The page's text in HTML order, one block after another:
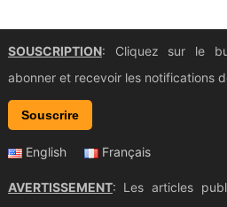
SOUSCRIPTION: Cliquez sur le
abonner et recevoir les notifications
Souscrire
English Français
AVERTISSEMENT: Les articles